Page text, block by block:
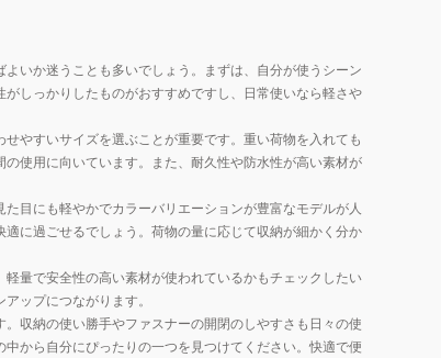
いか迷うことも多いでしょう。まずは、自分が使うシーン
しっかりしたものがおすすめですし、日常使いなら軽さや
やすいサイズを選ぶことが重要です。重い荷物を入れても
使用に向いています。また、耐久性や防水性が高い素材が
目にも軽やかでカラーバリエーションが豊富なモデルが人
に過ごせるでしょう。荷物の量に応じて収納が細かく分か
量で安全性の高い素材が使われているかもチェックしたい
ップにつながります。
収納の使い勝手やファスナーの開閉のしやすさも日々の使
中から自分にぴったりの一つを見つけてください。快適で便